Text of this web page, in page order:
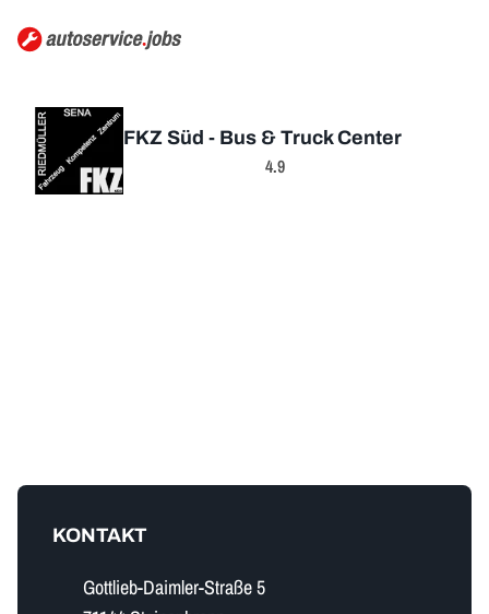
FKZ Süd - Bus & Truck Center
4.9
KONTAKT
Gottlieb-Daimler-Straße 5